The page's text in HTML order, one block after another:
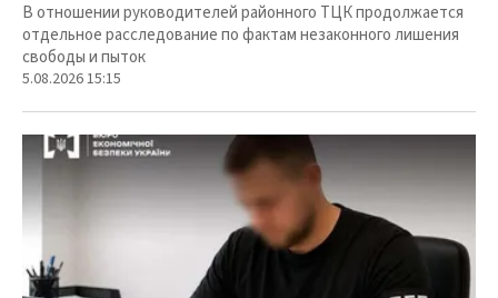
В отношении руководителей районного ТЦК продолжается
отдельное расследование по фактам незаконного лишения
свободы и пыток
5.08.2026 15:15